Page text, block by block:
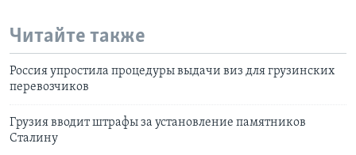
Читайте также
Россия упростила процедуры выдачи виз для грузинских
перевозчиков
Грузия вводит штрафы за установление памятников
Сталину